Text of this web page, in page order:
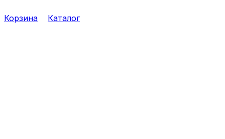
Корзина Каталог